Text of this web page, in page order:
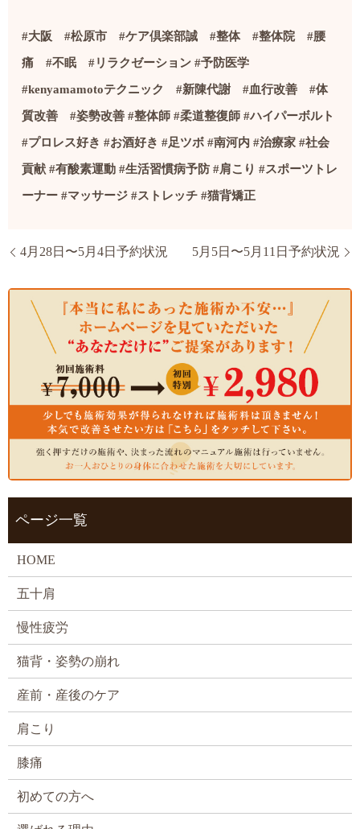
#大阪#松原市#ケア倶楽部誠#整体#整体院#腰
痛#不眠#リラクゼーション #予防医学
#kenyamamotoテクニック#新陳代謝#血行改善#体
質改善#姿勢改善 #整体師 #柔道整復師 #ハイパーボルト
#プロレス好き #お酒好き #足ツボ #南河内 #治療家 #社会
貢献 #有酸素運動 #生活習慣病予防 #肩こり #スポーツトレ
ーナー #マッサージ #ストレッチ #猫背矯正
4月28日〜5月4日予約状況 5月5日〜5月11日予約状況
ページ一覧
HOME
五十肩
慢性疲労
猫背・姿勢の崩れ
産前・産後のケア
肩こり
膝痛
初めての方へ